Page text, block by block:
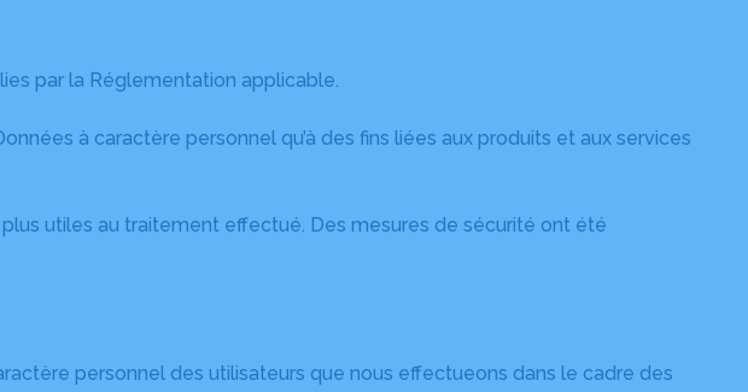
par la Réglementation applicable.
à caractère personnel qu’à des fins liées aux produits et aux services
utiles au traitement effectué. Des mesures de sécurité ont été
personnel des utilisateurs que nous effectueons dans le cadre des